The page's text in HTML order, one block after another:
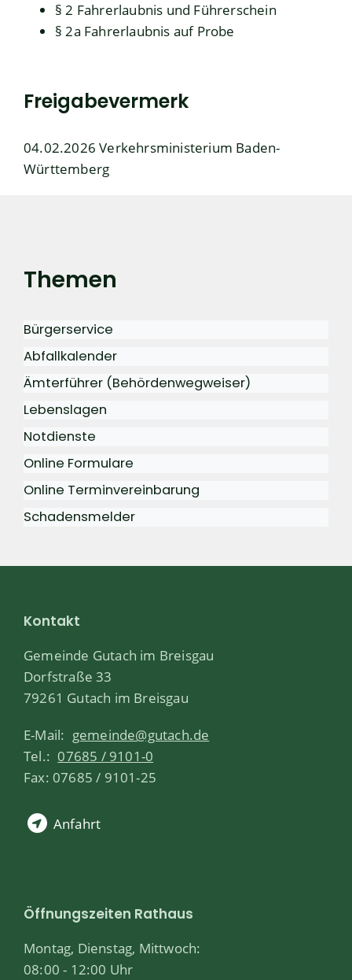
§ 2 Fahrerlaubnis und Führerschein
§ 2a Fahrerlaubnis auf Probe
Freigabevermerk
04.02.2026 Verkehrsministerium Baden-
Württemberg
Themen
Bürgerservice
Abfallkalender
Ämterführer (Behördenwegweiser)
Lebenslagen
Notdienste
Online Formulare
Online Terminvereinbarung
Schadensmelder
Kontakt
Gemeinde Gutach im Breisgau
Dorfstraße 33
79261 Gutach im Breisgau
E-Mail: gemeinde@gutach.de
Tel.: 07685 / 9101-0
Fax: 07685 / 9101-25
Anfahrt
Öffnungszeiten Rathaus
Montag, Dienstag, Mittwoch:
08:00 - 12:00 Uhr